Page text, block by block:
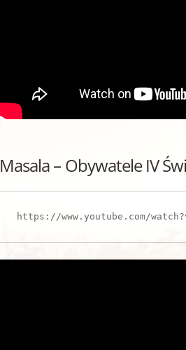
Masala – Obywatele IV
https://www.youtube.com/